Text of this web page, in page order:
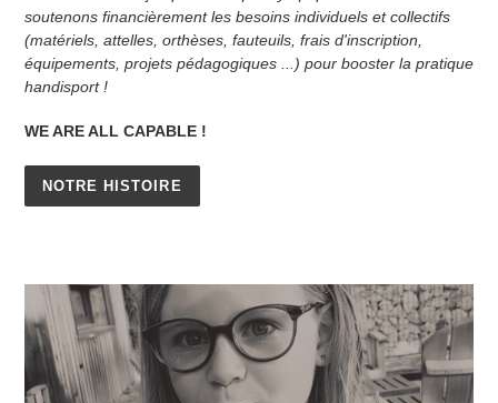
soutenons financièrement les besoins individuels et collectifs
(matériels, attelles, orthèses, fauteuils, frais d'inscription,
équipements, projets pédagogiques ...) pour booster la pratique
handisport !
WE ARE ALL CAPABLE !
NOTRE HISTOIRE